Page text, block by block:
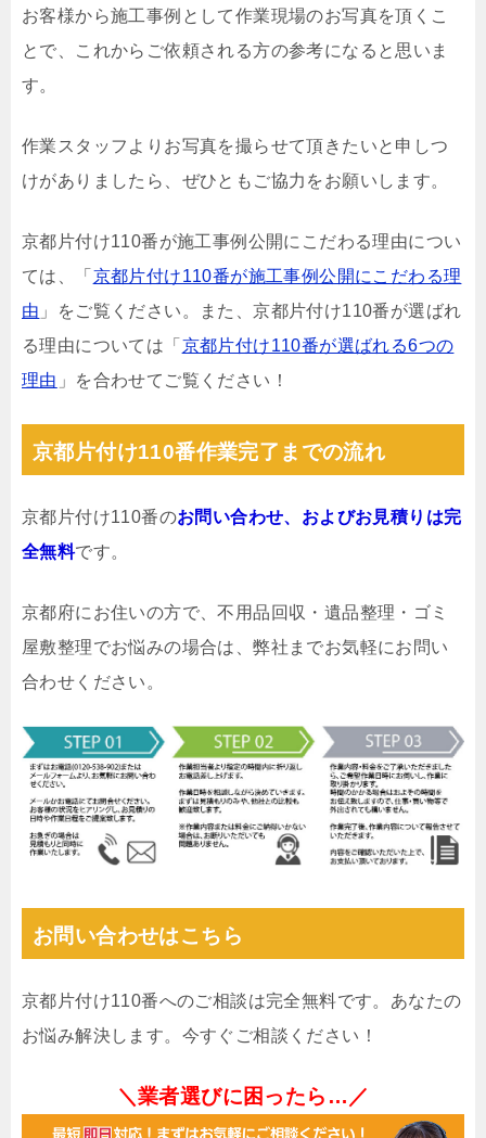
お客様から施工事例として作業現場のお写真を頂くこ
とで、これからご依頼される方の参考になると思いま
す。
作業スタッフよりお写真を撮らせて頂きたいと申しつ
けがありましたら、ぜひともご協力をお願いします。
京都片付け110番が施工事例公開にこだわる理由につい
ては、「 京都片付け110番が施工事例公開にこだわる理
由 」をご覧ください。また、京都片付け110番が選ばれ
る理由については「 京都片付け110番が選ばれる6つの
理由 」を合わせてご覧ください！
京都片付け110番作業完了までの流れ
京都片付け110番のお問い合わせ、およびお見積りは完
全無料です。
京都府にお住いの方で、不用品回収・遺品整理・ゴミ
屋敷整理でお悩みの場合は、弊社までお気軽にお問い
合わせください。
お問い合わせはこちら
京都片付け110番へのご相談は完全無料です。あなたの
お悩み解決します。今すぐご相談ください！
＼業者選びに困ったら…／